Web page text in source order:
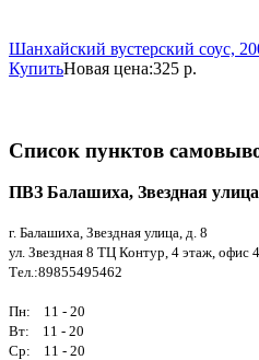
Шанхайский вустерский соус,
КупитьНовая цена:325 р.
Список пунктов
ПВЗ Балашиха, Звездная улица
г. Балашиха, Звездная улица, д. 8
ул. Звездная 8 ТЦ Контур, 4 этаж, офис
Тел.:89855495462
Пн: 11 - 20
Вт: 11 - 20
Ср: 11 - 20